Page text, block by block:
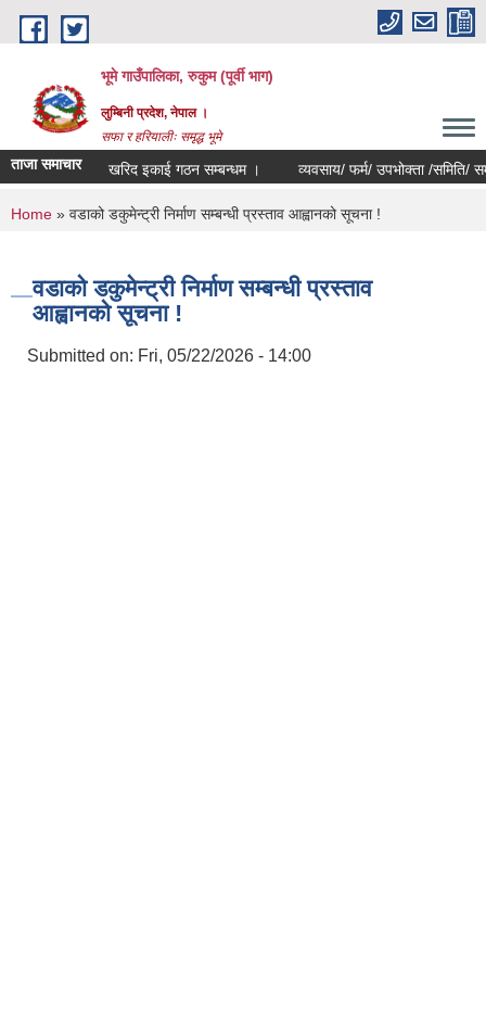
Skip to main content
भूमे गाउँपालिका, रुकुम (पूर्वी भाग)
लुम्बिनी प्रदेश, नेपाल ।
सफा र हरियालीः समृद्ध भूमे
ताजा समाचारखरिद इकाई गठन सम्बन्धम । व्यवसाय/ फर्म/ उपभोक्ता /समिति/ समुह/
You are here
Home » वडाको डकुमेन्ट्री निर्माण सम्बन्धी प्रस्ताव आह्वानको सूचना !
वडाको डकुमेन्ट्री निर्माण सम्बन्धी प्रस्ताव
आह्वानको सूचना !
Submitted on: Fri, 05/22/2026 - 14:00